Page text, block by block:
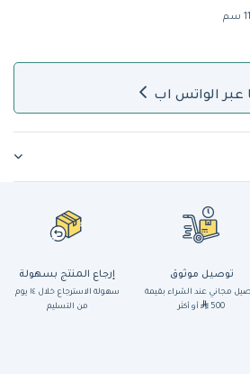
عبر الواتس اب
توصيل موثوق
مجاني عند الشراء بقيمة
500
أو أكثر
إرجاع المنتج بسهولة
سهولة الاسترجاع خلال ١٤ يوم
من التسليم